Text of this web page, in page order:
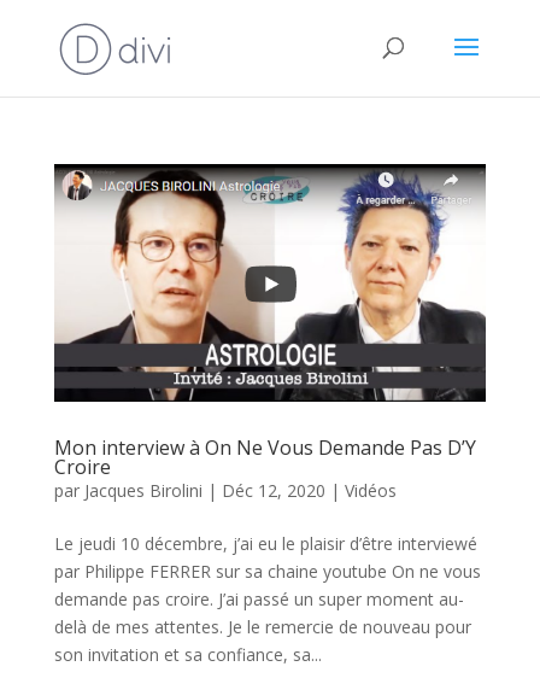
Mon interview à On Ne Vous Demande Pas D’Y
Croire
par Jacques Birolini | Déc 12, 2020 | Vidéos
Le jeudi 10 décembre, j’ai eu le plaisir d’être interviewé
par Philippe FERRER sur sa chaine youtube On ne vous
demande pas croire. J’ai passé un super moment au-
delà de mes attentes. Je le remercie de nouveau pour
son invitation et sa confiance, sa...